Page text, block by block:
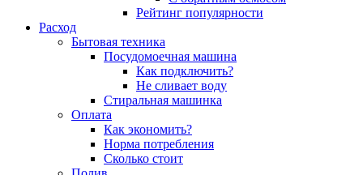
Рейтинг популярности
Расход
Бытовая техника
Посудомоечная машина
Как подключить?
Не сливает воду
Стиральная машинка
Оплата
Как экономить?
Норма потребления
Сколько стоит